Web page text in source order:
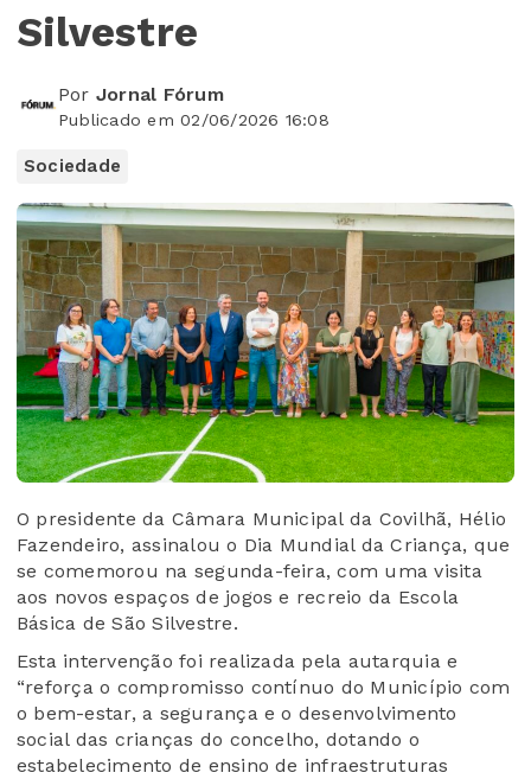
Silvestre
Por Jornal Fórum
Publicado em 02/06/2026 16:08
Sociedade
O presidente da Câmara Municipal da Covilhã, Hélio
Fazendeiro, assinalou o Dia Mundial da Criança, que
se comemorou na segunda-feira, com uma visita
aos novos espaços de jogos e recreio da Escola
Básica de São Silvestre.
Esta intervenção foi realizada pela autarquia e
“reforça o compromisso contínuo do Município com
o bem-estar, a segurança e o desenvolvimento
social das crianças do concelho, dotando o
estabelecimento de ensino de infraestruturas